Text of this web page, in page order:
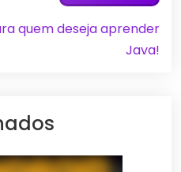
quem deseja aprender
Java!